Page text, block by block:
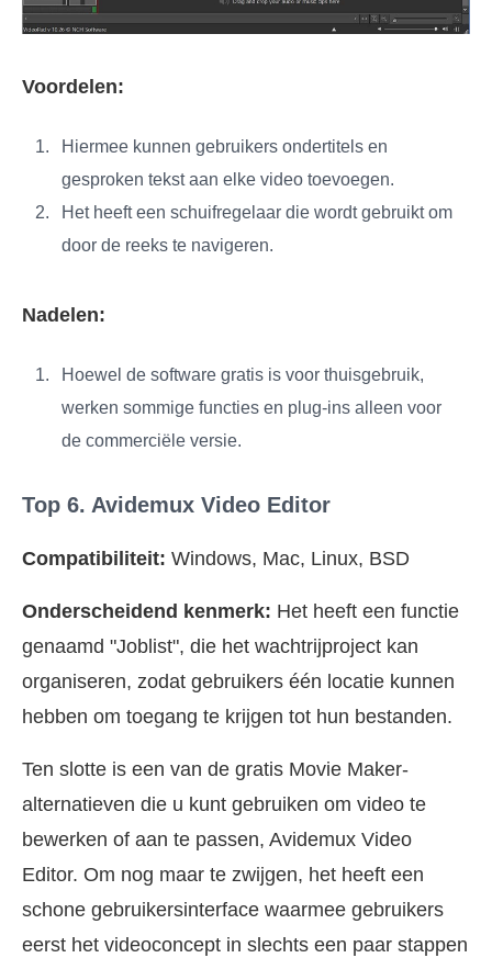
Voordelen:
Hiermee kunnen gebruikers ondertitels en
gesproken tekst aan elke video toevoegen.
Het heeft een schuifregelaar die wordt gebruikt om
door de reeks te navigeren.
Nadelen:
Hoewel de software gratis is voor thuisgebruik,
werken sommige functies en plug-ins alleen voor
de commerciële versie.
Top 6. Avidemux Video Editor
Compatibiliteit: Windows, Mac, Linux, BSD
Onderscheidend kenmerk: Het heeft een functie
genaamd "Joblist", die het wachtrijproject kan
organiseren, zodat gebruikers één locatie kunnen
hebben om toegang te krijgen tot hun bestanden.
Ten slotte is een van de gratis Movie Maker-
alternatieven die u kunt gebruiken om video te
bewerken of aan te passen, Avidemux Video
Editor. Om nog maar te zwijgen, het heeft een
schone gebruikersinterface waarmee gebruikers
eerst het videoconcept in slechts een paar stappen